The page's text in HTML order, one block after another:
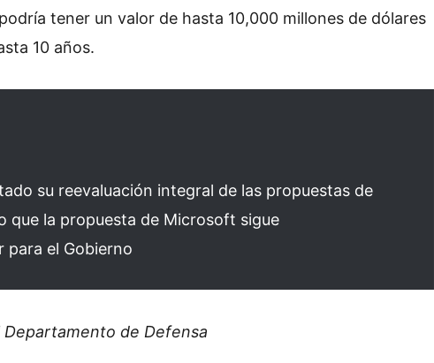
tener un valor de hasta 10,000 millones de dólares
10 años.
su reevaluación integral de las propuestas de
que la propuesta de Microsoft sigue
para el Gobierno
de Defensa